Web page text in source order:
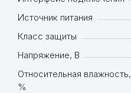
Источник питания
Класс защиты
Напряжение, В
Относительная влажность,
%